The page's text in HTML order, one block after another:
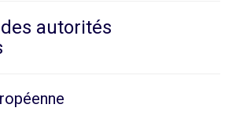
autorités